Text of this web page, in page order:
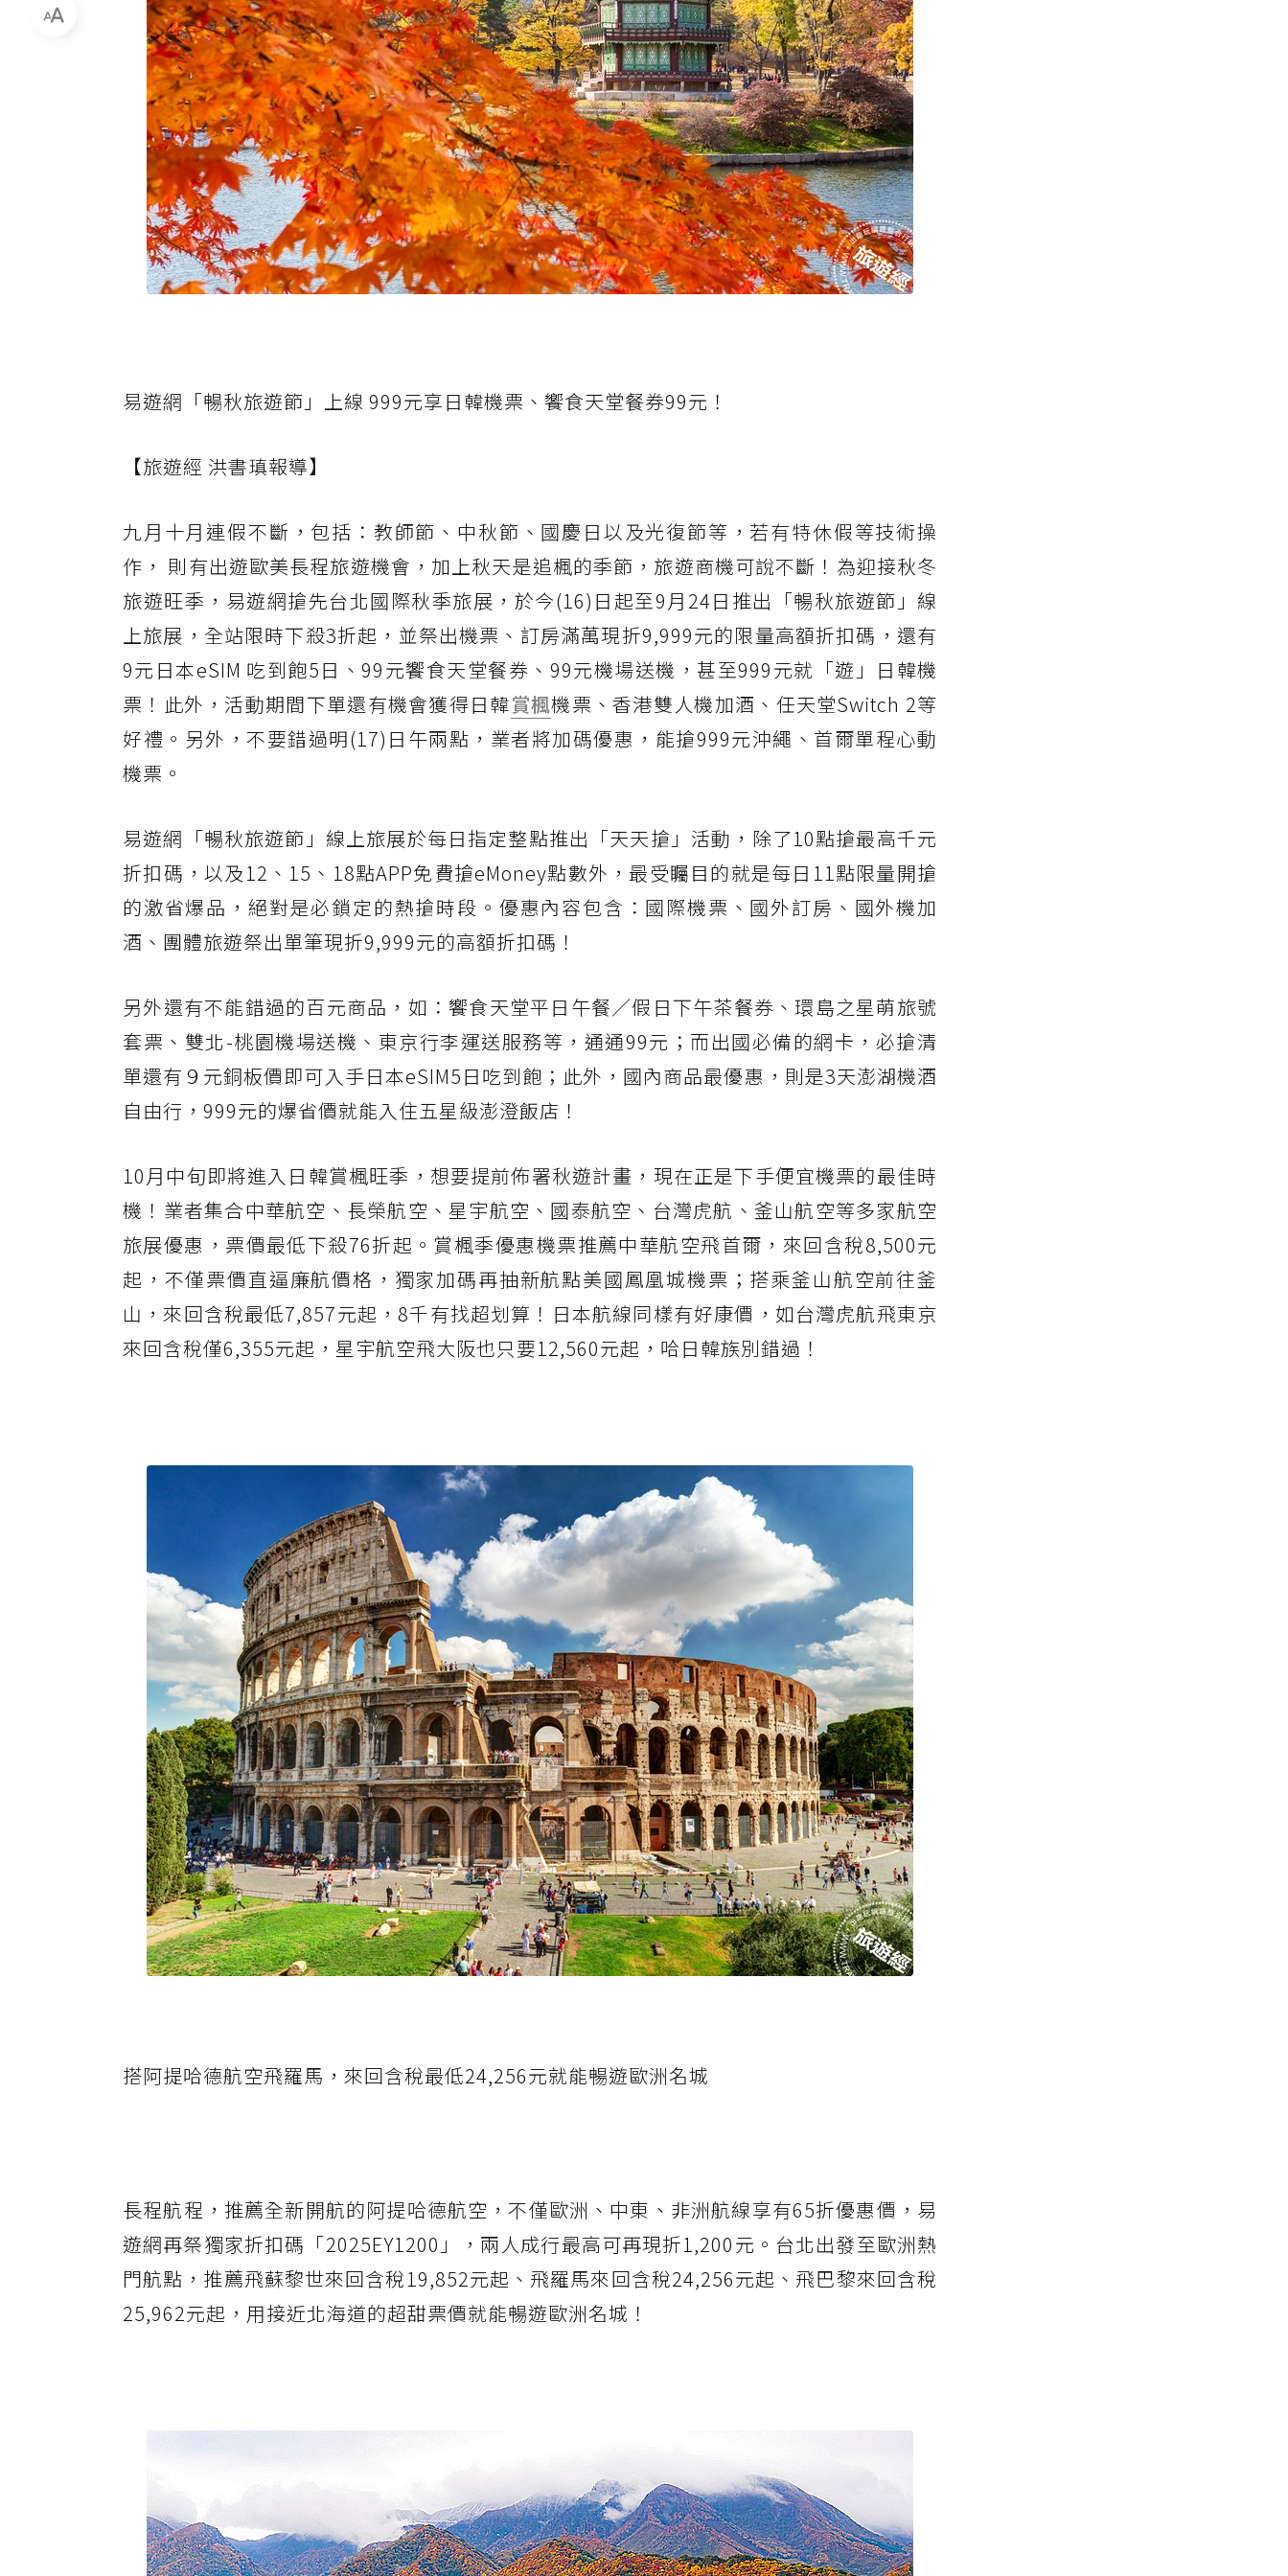
易遊網「暢秋旅遊節」上線 999元享日韓機票、饗食天堂餐券99元！
【旅遊經 洪書瑱報導】
九月十月連假不斷，包括：教師節、中秋節、國慶日以及光復節等，若有特休假等技術操
作， 則有出遊歐美長程旅遊機會，加上秋天是追楓的季節，旅遊商機可說不斷！為迎接秋冬
旅遊旺季，易遊網搶先台北國際秋季旅展，於今(16)日起至9月24日推出「暢秋旅遊節」線
上旅展，全站限時下殺3折起，並祭出機票、訂房滿萬現折9,999元的限量高額折扣碼，還有
9元日本eSIM 吃到飽5日、99元饗食天堂餐券、99元機場送機，甚至999元就「遊」日韓機
票！此外，活動期間下單還有機會獲得日韓賞楓機票、香港雙人機加酒、任天堂Switch 2等
好禮。另外，不要錯過明(17)日午兩點，業者將加碼優惠，能搶999元沖繩、首爾單程心動
機票。
易遊網「暢秋旅遊節」線上旅展於每日指定整點推出「天天搶」活動，除了10點搶最高千元
折扣碼，以及12、15、18點APP免費搶eMoney點數外，最受矚目的就是每日11點限量開搶
的激省爆品，絕對是必鎖定的熱搶時段。優惠內容包含：國際機票、國外訂房、國外機加
酒、團體旅遊祭出單筆現折9,999元的高額折扣碼！
另外還有不能錯過的百元商品，如：饗食天堂平日午餐／假日下午茶餐券、環島之星萌旅號
套票、雙北-桃園機場送機、東京行李運送服務等，通通99元；而出國必備的網卡，必搶清
單還有９元銅板價即可入手日本eSIM5日吃到飽；此外，國內商品最優惠，則是3天澎湖機酒
自由行，999元的爆省價就能入住五星級澎澄飯店！
10月中旬即將進入日韓賞楓旺季，想要提前佈署秋遊計畫，現在正是下手便宜機票的最佳時
機！業者集合中華航空、長榮航空、星宇航空、國泰航空、台灣虎航、釜山航空等多家航空
旅展優惠，票價最低下殺76折起。賞楓季優惠機票推薦中華航空飛首爾，來回含稅8,500元
起，不僅票價直逼廉航價格，獨家加碼再抽新航點美國鳳凰城機票；搭乘釜山航空前往釜
山，來回含稅最低7,857元起，8千有找超划算！日本航線同樣有好康價，如台灣虎航飛東京
來回含稅僅6,355元起，星宇航空飛大阪也只要12,560元起，哈日韓族別錯過！
搭阿提哈德航空飛羅馬，來回含稅最低24,256元就能暢遊歐洲名城
長程航程，推薦全新開航的阿提哈德航空，不僅歐洲、中東、非洲航線享有65折優惠價，易
遊網再祭獨家折扣碼「2025EY1200」，兩人成行最高可再現折1,200元。台北出發至歐洲熱
門航點，推薦飛蘇黎世來回含稅19,852元起、飛羅馬來回含稅24,256元起、飛巴黎來回含稅
25,962元起，用接近北海道的超甜票價就能暢遊歐洲名城！